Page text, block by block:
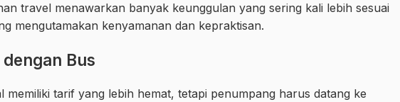
travel menawarkan banyak keunggulan yang sering kali lebih sesuai
mengutamakan kenyamanan dan kepraktisan.
Bus
memiliki tarif yang lebih hemat, tetapi penumpang harus datang ke